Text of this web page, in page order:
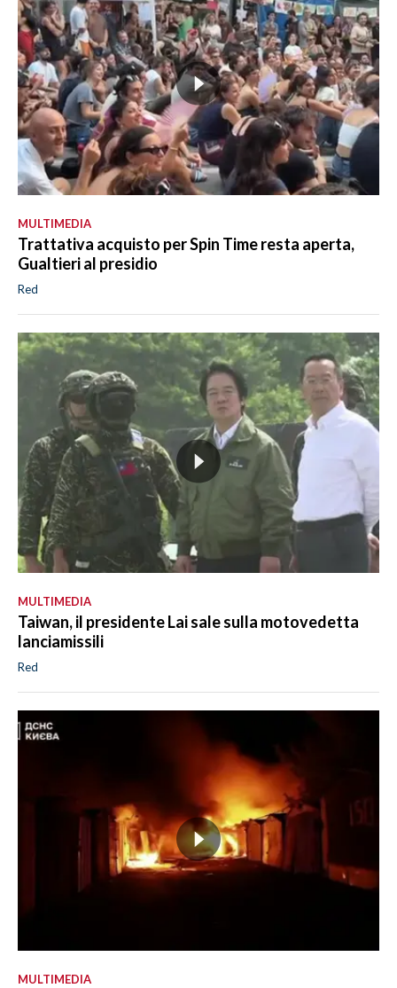
MULTIMEDIA
Trattativa acquisto per Spin Time resta aperta,
Gualtieri al presidio
Red
MULTIMEDIA
Taiwan, il presidente Lai sale sulla motovedetta
lanciamissili
Red
MULTIMEDIA